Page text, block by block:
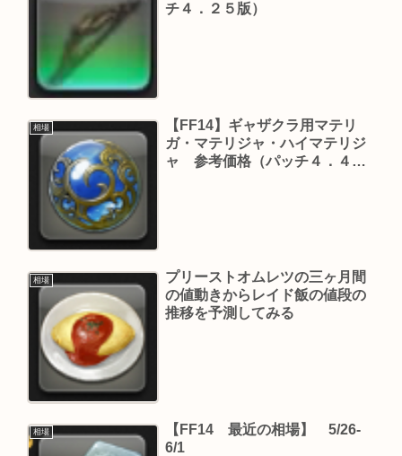
チ４．２５版）
相場
【FF14】ギャザクラ用マテリ
ガ・マテリジャ・ハイマテリジ
ャ 参考価格（パッチ４．４
相場
プリーストオムレツの三ヶ月間
の値動きからレイド飯の値段の
推移を予測してみる
相場
【FF14 最近の相場】 5/26-
6/1